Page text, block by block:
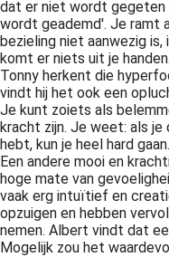
dat er niet wordt gegeten
wordt geademd'. Je ramt
bezieling niet aanwezig
komt er niets uit je handen.
Tonny herkent die
vindt hij het ook een
Je kunt zoiets als
kracht zijn. Je weet: als je
hebt, kun je heel hard gaan.
Een andere mooi en
hoge mate van
vaak erg intuïtief en
opzuigen en hebben
nemen. Albert vindt dat
Mogelijk zou het